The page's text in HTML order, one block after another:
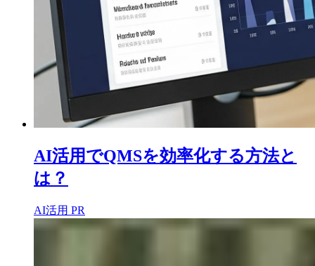
AI活用でQMSを効率化する方法と
は？
AI活用 PR